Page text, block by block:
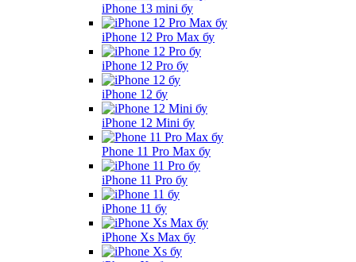
iPhone 13 mini бу
iPhone 12 Pro Max бу
iPhone 12 Pro бу
iPhone 12 бу
iPhone 12 Mini бу
Phone 11 Pro Max бу
iPhone 11 Pro бу
iPhone 11 бу
iPhone Xs Max бу